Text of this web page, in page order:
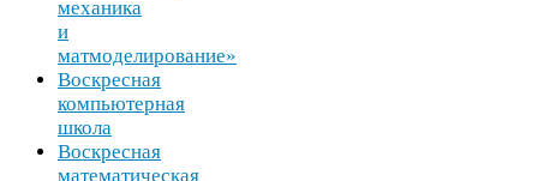
механика
и
матмоделирование»
Воскресная
компьютерная
школа
Воскресная
математическая